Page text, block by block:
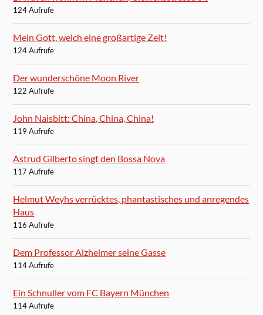
124 Aufrufe
Mein Gott, welch eine großartige Zeit!
124 Aufrufe
Der wunderschöne Moon River
122 Aufrufe
John Naisbitt: China, China, China!
119 Aufrufe
Astrud Gilberto singt den Bossa Nova
117 Aufrufe
Helmut Weyhs verrücktes, phantastisches und anregendes
Haus
116 Aufrufe
Dem Professor Alzheimer seine Gasse
114 Aufrufe
Ein Schnuller vom FC Bayern München
114 Aufrufe